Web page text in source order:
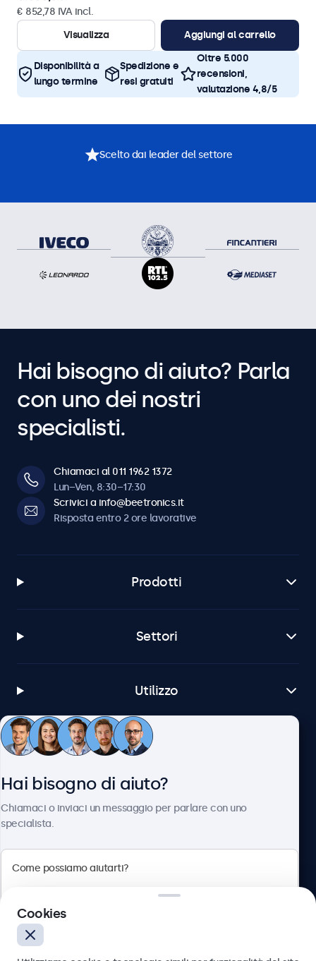
€ 852,78 IVA incl.
Visualizza
Aggiungi al carrello
Disponibilità a
lungo termine
Spedizione e
resi gratuiti
Oltre 5.000
recensioni,
valutazione 4,8/5
Scelto dai leader del settore
Hai bisogno di aiuto? Parla
con uno dei nostri
specialisti.
Chiamaci al 011 1962 1372
Lun–Ven, 8:30–17:30
Scrivici a info@beetronics.it
Risposta entro 2 ore lavorative
Prodotti
Settori
Utilizzo
Servizio Clienti
Hai bisogno di aiuto?
Chiamaci o inviaci un messaggio per parlare con uno
specialista.
Cookies